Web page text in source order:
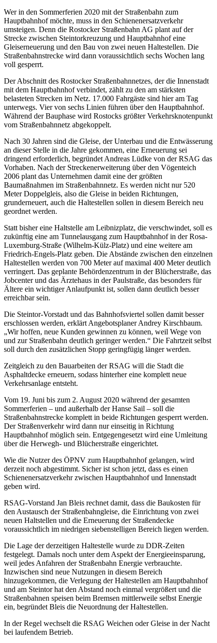
Wer in den Sommerferien 2020 mit der Straßenbahn zum
Hauptbahnhof möchte, muss in den Schienenersatzverkehr
umsteigen. Denn die Rostocker Straßenbahn AG plant auf der
Strecke zwischen Steintorkreuzung und Hauptbahnhof eine
Gleiserneuerung und den Bau von zwei neuen Haltestellen. Die
Straßenbahnstrecke wird dann voraussichtlich sechs Wochen lang
voll gesperrt.
Der Abschnitt des Rostocker Straßenbahnnetzes, der die Innenstadt
mit dem Hauptbahnhof verbindet, zählt zu den am stärksten
belasteten Strecken im Netz. 17.000 Fahrgäste sind hier am Tag
unterwegs. Vier von sechs Linien führen über den Hauptbahnhof.
Während der Bauphase wird Rostocks größter Verkehrsknotenpunkt
vom Straßenbahnnetz abgekoppelt.
Nach 30 Jahren sind die Gleise, der Unterbau und die Entwässerung
an dieser Stelle in die Jahre gekommen, eine Erneuerung sei
dringend erforderlich, begründet Andreas Lüdke von der RSAG das
Vorhaben. Nach der Streckenerweiterung über den Vögenteich
2006 plant das Unternehmen damit eine der größten
Baumaßnahmen im Straßenbahnnetz. Es werden nicht nur 520
Meter Doppelgleis, also die Gleise in beiden Richtungen,
grunderneuert, auch die Haltestellen sollen in diesem Bereich neu
geordnet werden.
Statt bisher eine Haltstelle am Leibnizplatz, die verschwindet, soll es
zukünftig eine am Tunnelausgang zum Hauptbahnhof in der Rosa-
Luxemburg-Straße (Wilhelm-Külz-Platz) und eine weitere am
Friedrich-Engels-Platz geben. Die Abstände zwischen den einzelnen
Haltestellen werden von 700 Meter auf maximal 400 Meter deutlich
verringert. Das geplante Behördenzentrum in der Blücherstraße, das
Jobcenter und das Ärztehaus in der Paulstraße, das besonders für
Ältere ein wichtiger Anlaufpunkt ist, sollen dann deutlich besser
erreichbar sein.
Die Steintor-Vorstadt und das Bahnhofsviertel sollen damit besser
erschlossen werden, erklärt Angebotsplaner Andrey Kirschbaum.
„Wir hoffen, neue Kunden gewinnen zu können, weil Wege von
und zur Straßenbahn deutlich geringer werden.“ Die Fahrtzeit selbst
soll durch den zusätzlichen Stopp geringfügig länger werden.
Zeitgleich zu den Bauarbeiten der RSAG will die Stadt die
Asphaltdecke erneuern, sodass hinterher eine komplett neue
Verkehrsanlage entsteht.
Vom 19. Juni bis zum 2. August 2020 während der gesamten
Sommerferien – und außerhalb der Hanse Sail – soll die
Straßenbahnstrecke komplett in beide Richtungen gesperrt werden.
Der Straßenverkehr wird dann nur einseitig in Richtung
Hauptbahnhof möglich sein. Entgegengesetzt wird eine Umleitung
über die Herwegh- und Blücherstraße eingerichtet.
Wie die Nutzer des ÖPNV zum Hauptbahnhof gelangen, wird
derzeit noch abgestimmt. Sicher ist schon jetzt, dass es einen
Schienenersatzverkehr zwischen Hauptbahnhof und Innenstadt
geben wird.
RSAG-Vorstand Jan Bleis rechnet damit, dass die Baukosten für
den Austausch der Straßenbahngleise, die Einrichtung von zwei
neuen Haltstellen und die Erneuerung der Straßendecke
voraussichtlich im niedrigen siebenstelligen Bereich liegen werden.
Die Lage der derzeitigen Haltestelle wurde zu DDR-Zeiten
festgelegt. Damals noch unter dem Aspekt der Energieeinsparung,
weil jedes Anfahren der Straßenbahn Energie verbrauchte.
Inzwischen sind neue Nutzungen in diesem Bereich
hinzugekommen, die Verlegung der Haltestellen am Hauptbahnhof
und am Steintor hat den Abstand noch einmal vergrößert und die
Straßenbahnen speisen beim Bremsen mittlerweile selbst Energie
ein, begründet Bleis die Neuordnung der Haltestellen.
In der Regel wechselt die RSAG Weichen oder Gleise in der Nacht
bei laufendem Betrieb.